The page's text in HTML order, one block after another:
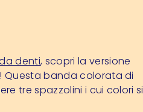
denti, scopri la versione
Questa banda colorata di
tre spazzolini i cui colori si